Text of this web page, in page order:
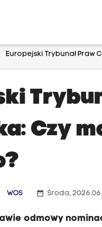
Europejski Trybunał Praw
Czy
WOS date_range Środa,
odmowy